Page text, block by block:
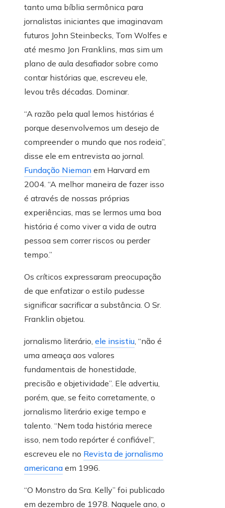
tanto uma bíblia sermônica para
jornalistas iniciantes que imaginavam
futuros John Steinbecks, Tom Wolfes e
até mesmo Jon Franklins, mas sim um
plano de aula desafiador sobre como
contar histórias que, escreveu ele,
levou três décadas. Dominar.
“A razão pela qual lemos histórias é
porque desenvolvemos um desejo de
compreender o mundo que nos rodeia”,
disse ele em entrevista ao jornal.
Fundação Nieman em Harvard em
2004. “A melhor maneira de fazer isso
é através de nossas próprias
experiências, mas se lermos uma boa
história é como viver a vida de outra
pessoa sem correr riscos ou perder
tempo.”
Os críticos expressaram preocupação
de que enfatizar o estilo pudesse
significar sacrificar a substância. O Sr.
Franklin objetou.
jornalismo literário, ele insistiu, “não é
uma ameaça aos valores
fundamentais de honestidade,
precisão e objetividade”. Ele advertiu,
porém, que, se feito corretamente, o
jornalismo literário exige tempo e
talento. “Nem toda história merece
isso, nem todo repórter é confiável”,
escreveu ele no Revista de jornalismo
americana em 1996.
“O Monstro da Sra. Kelly” foi publicado
em dezembro de 1978. Naquele ano, o